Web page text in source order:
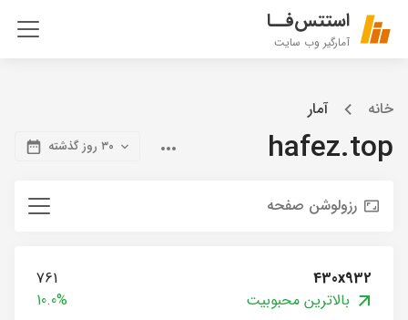
استتس‌فــا
آمارگیر وب سایت
خانه آمار
hafez.top ۳۰ روز گذشته
رزولوشن صفحه
430x932
761
بالاترین محبوبیت
10.0%